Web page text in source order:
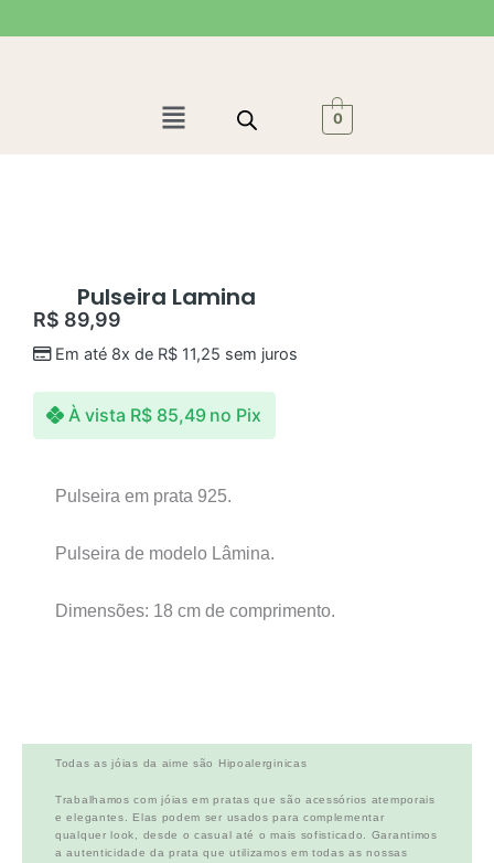
para
Menu 0
Pulseira Lamina
R$ 89,99
Em até 8x de R$11,25 sem juros
À vista R$85,49 no Pix
Pulseira em prata 925.
Pulseira de modelo Lâmina.
Dimensões: 18 cm de comprimento.
Todas as jóias da aime são Hipoalerginicas
Trabalhamos com jóias em pratas que são acessórios atemporais
e elegantes. Elas podem ser usados para complementar
qualquer look, desde o casual até o mais sofisticado. Garantimos
a autenticidade da prata que utilizamos em todas as nossas